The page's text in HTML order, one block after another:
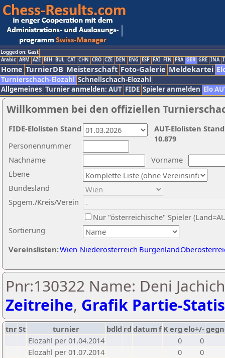
Logged on: Gast
Arabic ARM AZE BIH BUL CAT CHN CRO CZE DEN ENG ESP FAI FIN FRA GER GRE INA
Home TurnierDB Meisterschaft Foto-Galerie Meldekartei
Turnierschach-Elozahl Schnellschach-Elozahl
Allgemeines Turnier anmelden: AUT FIDE Spieler anmelden Elo
Willkommen bei den offiziellen
Nachname
Vorname
Ebene
Sortierung
Personennummer
Bundesland
Spgem./Kreis/Verein
Nur "österreichische" Spieler
Vereinslisten:Wien Niederösterreich Burgenland
AUT-Elolisten
10.879
FIDE-Elolisten Stand
Pnr:130322 Name: Deni
Zeitreihe, Grafik Partie-
tnrSt turnier bdld rd datumf Kerg elo+/-
Elozahl per 01.04.2014
0
0
Elozahl per 01.07.2014
0
0